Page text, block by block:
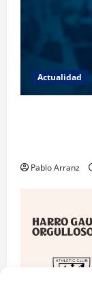
Actualidad
Pablo Arranz